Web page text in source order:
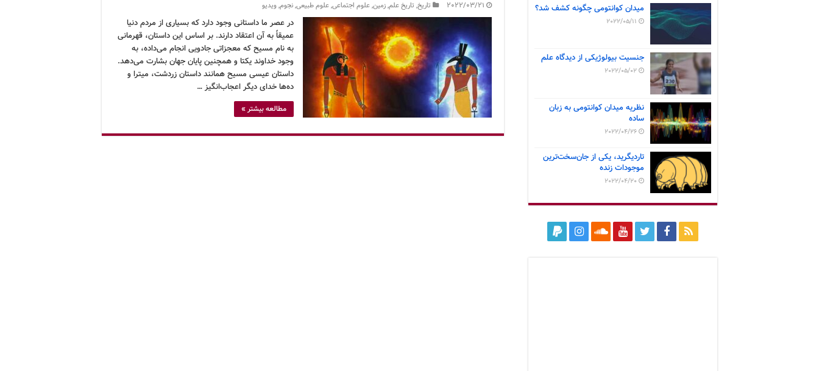
2022/03/21 تاریخ, تاریخ علم,زمین,علوم اجتماعی,علوم طبیعی,نجوم,ویدیو
در عصر ما داستانی وجود دارد که بسیاری از مردم دنیا
عمیقاً به آن اعتقاد دارند. بر اساس این داستان، قهرمانی
به نام مسیح که معجزاتی جادویی انجام می‌داده، به
وجود خداوند یکتا و همچنین پایان جهان بشارت می‌دهد.
داستان عیسی مسیح همانند داستان زردشت، میترا و
ده‌ها خدای دیگر اعجاب‌انگیز …
مطالعه بیشتر »
میدان کوانتومی چگونه کشف شد؟
2022/05/11
جنسیت بیولوژیکی از دیدگاه علم
2022/05/02
نظریه میدان کوانتومی به زبان
ساده
2022/04/26
تاردیگرید، یکی از جان‌سخت‌ترین
موجودات زنده
2022/04/20